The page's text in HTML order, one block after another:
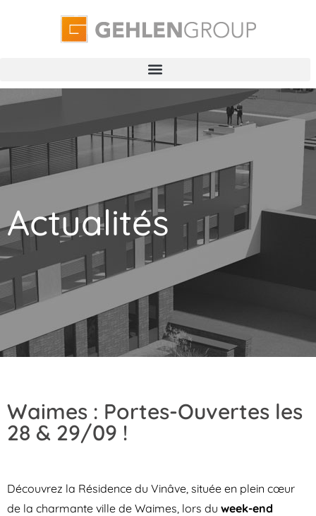
Actualités
Waimes : Portes-Ouvertes les
28 & 29/09 !
Découvrez la Résidence du Vinâve, située en plein cœur
de la charmante ville de Waimes, lors du week-end